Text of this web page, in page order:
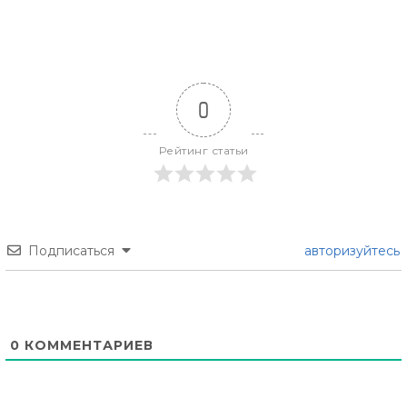
0
Рейтинг статьи
Подписаться авторизуйтесь
0 КОММЕНТАРИЕВ